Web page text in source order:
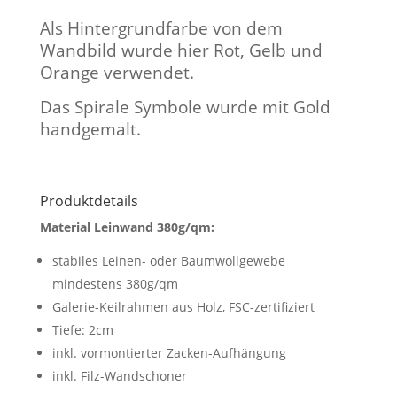
Als Hintergrundfarbe von dem
Wandbild wurde hier Rot, Gelb und
Orange verwendet.
Das Spirale Symbole wurde mit Gold
handgemalt.
Produktdetails
Material Leinwand 380g/qm:
stabiles Leinen- oder Baumwollgewebe
mindestens 380g/qm
Galerie-Keilrahmen aus Holz, FSC-zertifiziert
Tiefe: 2cm
inkl. vormontierter Zacken-Aufhängung
inkl. Filz-Wandschoner